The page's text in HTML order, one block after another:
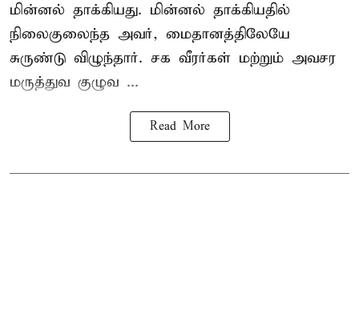
மின்னல் தாக்கியது. மின்னல் தாக்கியதில்
நிலைகுலைந்த அவர், மைதானத்திலேயே
சுருண்டு விழுந்தார். சக வீரர்கள் மற்றும் அவசர
மருத்துவ குழுவ ...
Read More